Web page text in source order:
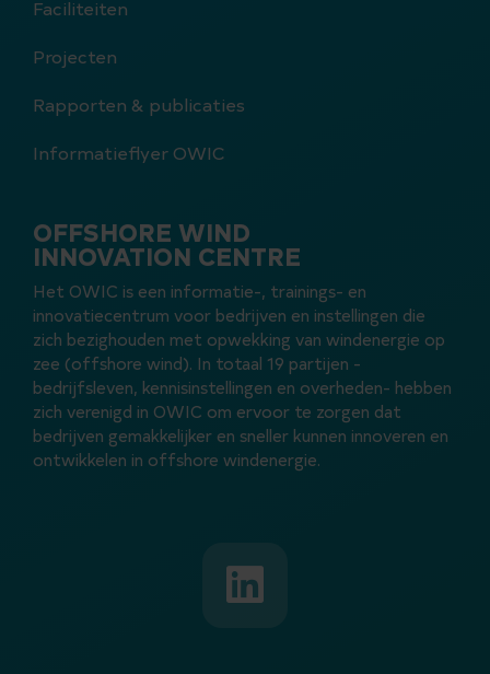
Faciliteiten
Projecten
Rapporten & publicaties
Informatieflyer OWIC
OFFSHORE WIND
INNOVATION CENTRE
Het OWIC is een informatie-, trainings- en
innovatiecentrum voor bedrijven en instellingen die
zich bezighouden met opwekking van windenergie op
zee (offshore wind). In totaal 19 partijen -
bedrijfsleven, kennisinstellingen en overheden- hebben
zich verenigd in OWIC om ervoor te zorgen dat
bedrijven gemakkelijker en sneller kunnen innoveren en
ontwikkelen in offshore windenergie.